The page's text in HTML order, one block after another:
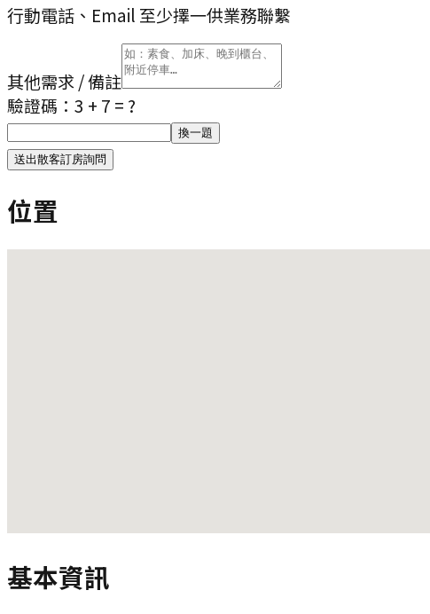
行動電話、Email 至少擇一供業務聯繫
其他需求 / 備註
驗證碼： 3 + 7 = ?
換一題
送出散客訂房詢問
位置
基本資訊